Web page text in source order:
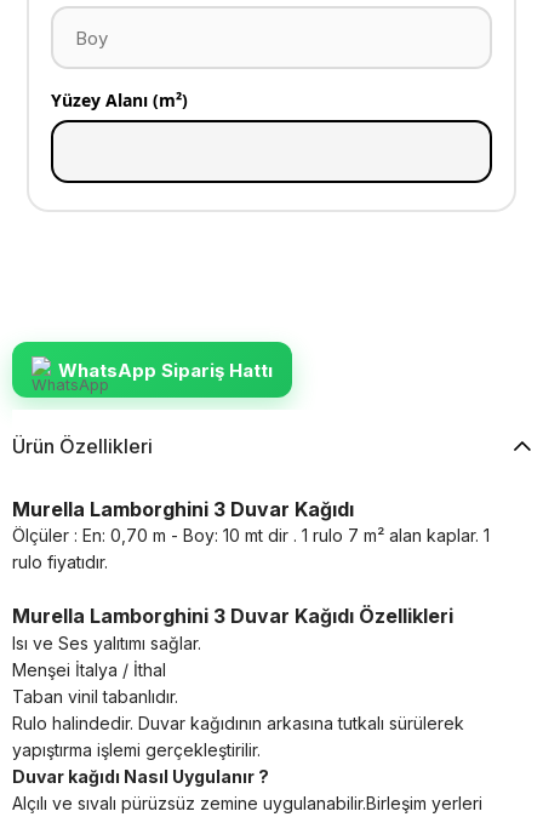
Yüzey Alanı (m²)
WhatsApp Sipariş Hattı
Ürün Özellikleri
Murella Lamborghini 3 Duvar Kağıdı
Ölçüler : En: 0,70 m - Boy: 10 mt dir . 1 rulo 7 m² alan kaplar. 1
rulo fiyatıdır.
Murella Lamborghini 3 Duvar Kağıdı Özellikleri
Isı ve Ses yalıtımı sağlar.
Menşei İtalya / İthal
Taban vinil tabanlıdır.
Rulo halindedir. Duvar kağıdının arkasına tutkalı sürülerek
yapıştırma işlemi gerçekleştirilir.
Duvar kağıdı Nasıl Uygulanır ?
Alçılı ve sıvalı pürüzsüz zemine uygulanabilir.Birleşim yerleri